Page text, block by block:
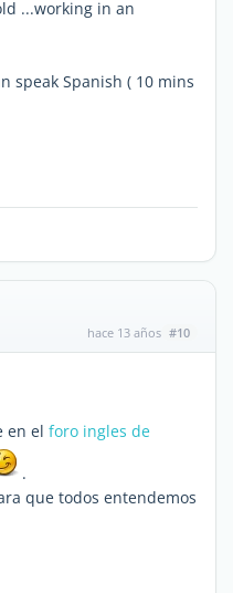
...working in an
speak Spanish ( 10 mins
hace 13 años #10
en el foro ingles de
.
que todos entendemos